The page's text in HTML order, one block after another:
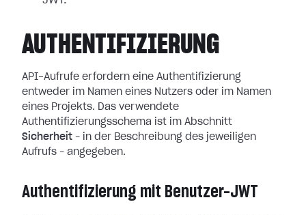
AUTHENTIFIZIERUNG
API-Aufrufe erfordern eine Authentifizierung
entweder im Namen eines Nutzers oder im Namen
eines Projekts. Das verwendete
Authentifizierungsschema ist im Abschnitt
Sicherheit – in der Beschreibung des jeweiligen
Aufrufs – angegeben.
Authentifizierung mit Benutzer-JWT